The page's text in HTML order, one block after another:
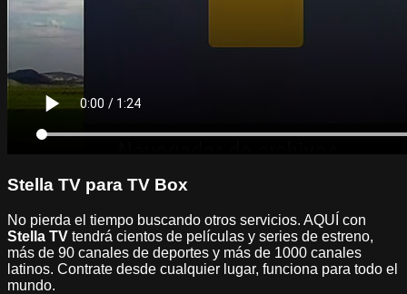
Stella TV para TV Box
No pierda el tiempo buscando otros servicios. AQUÍ con
Stella TV tendrá cientos de películas y series de estreno,
más de 90 canales de deportes y más de 1000 canales
latinos. Contrate desde cualquier lugar, funciona para todo el
mundo.